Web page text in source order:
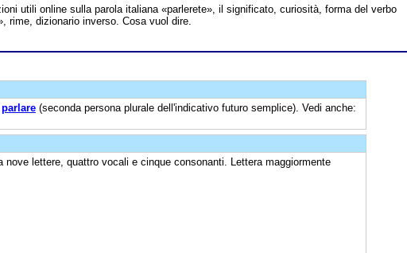
utili online sulla parola italiana «parlerete», il significato, curiosità, forma del verbo
rime, dizionario inverso. Cosa vuol dire.
parlare (seconda persona plurale dell'indicativo futuro semplice). Vedi anche:
nove lettere, quattro vocali e cinque consonanti. Lettera maggiormente